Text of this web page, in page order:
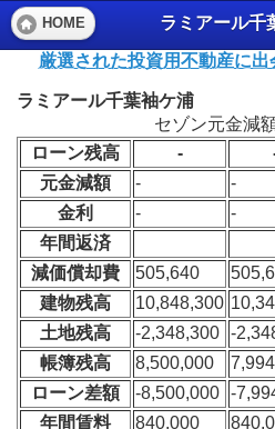
HOME ラミアール千
厳選された投資用不動産に
ラミアール千葉袖ケ浦
セゾン元金減
ローン残高
-
元金減額
- -
金利
- -
年間返済
減価償却費
505,640
建物残高
10,848,300
土地残高
-2,348,300 -
帳簿残高
8,500,000
ローン差額
-8,500,000 -
年間賃料
840,000